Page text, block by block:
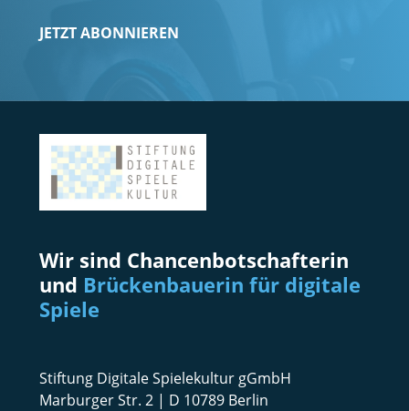
JETZT ABONNIEREN
Wir sind Chancenbotschafterin
und Brückenbauerin für digitale
Spiele
Stiftung Digitale Spielekultur gGmbH
Marburger Str. 2 | D 10789 Berlin